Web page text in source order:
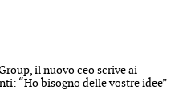
il nuovo ceo scrive ai
“Ho bisogno delle vostre idee”